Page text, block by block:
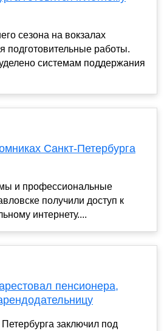
сезона на вокзалах
подготовительные работы.
системам поддержания
Санкт-Петербурга
и профессиональные
получили доступ к
интернету....
пенсионера,
заключил под